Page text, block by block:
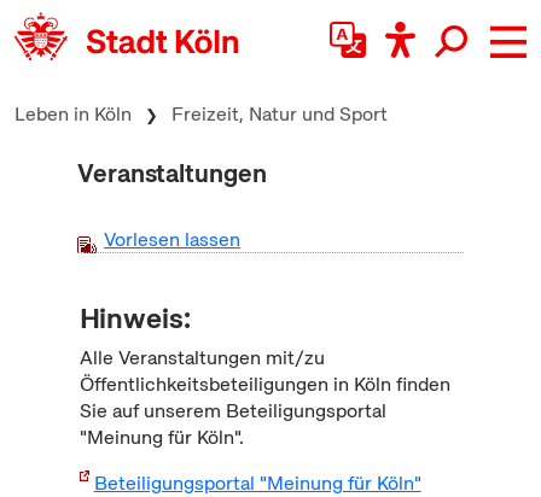
zum Inhalt springen
Leben in Köln Freizeit, Natur und Sport
Veranstaltungen
Vorlesen lassen
Hinweis:
Alle Veranstaltungen mit/zu
Öffentlichkeitsbeteiligungen in Köln finden
Sie auf unserem Beteiligungsportal
"Meinung für Köln".
Beteiligungsportal "Meinung für Köln"